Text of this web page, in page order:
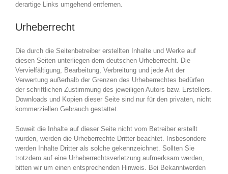
derartige Links umgehend entfernen.
Urheberrecht
Die durch die Seitenbetreiber erstellten Inhalte und Werke auf
diesen Seiten unterliegen dem deutschen Urheberrecht. Die
Vervielfältigung, Bearbeitung, Verbreitung und jede Art der
Verwertung außerhalb der Grenzen des Urheberrechtes bedürfen
der schriftlichen Zustimmung des jeweiligen Autors bzw. Erstellers.
Downloads und Kopien dieser Seite sind nur für den privaten, nicht
kommerziellen Gebrauch gestattet.
Soweit die Inhalte auf dieser Seite nicht vom Betreiber erstellt
wurden, werden die Urheberrechte Dritter beachtet. Insbesondere
werden Inhalte Dritter als solche gekennzeichnet. Sollten Sie
trotzdem auf eine Urheberrechtsverletzung aufmerksam werden,
bitten wir um einen entsprechenden Hinweis. Bei Bekanntwerden